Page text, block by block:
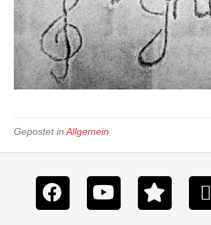
Gepostet in Allgemein